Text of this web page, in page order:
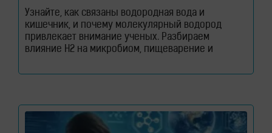
Узнайте, как связаны водородная вода и
кишечник, и почему молекулярный водород
привлекает внимание ученых. Разбираем
влияние H2 на микробиом, пищеварение и
вода влияет на кишечник и микробиом. Кишечник
ученые рассматривают его как одну из
важнейших систем организма. Именно здесь